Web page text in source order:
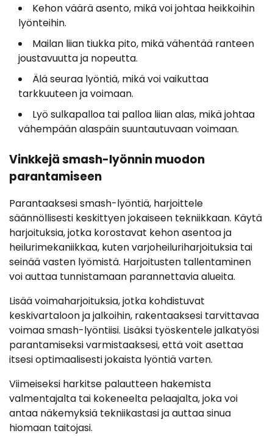
Kehon väärä asento, mikä voi johtaa heikkoihin
lyönteihin.
Mailan liian tiukka pito, mikä vähentää ranteen
joustavuutta ja nopeutta.
Älä seuraa lyöntiä, mikä voi vaikuttaa
tarkkuuteen ja voimaan.
Lyö sulkapalloa tai palloa liian alas, mikä johtaa
vähempään alaspäin suuntautuvaan voimaan.
Vinkkejä smash-lyönnin muodon
parantamiseen
Parantaaksesi smash-lyöntiä, harjoittele
säännöllisesti keskittyen jokaiseen tekniikkaan. Käytä
harjoituksia, jotka korostavat kehon asentoa ja
heilurimekaniikkaa, kuten varjoheiluriharjoituksia tai
seinää vasten lyömistä. Harjoitusten tallentaminen
voi auttaa tunnistamaan parannettavia alueita.
Lisää voimaharjoituksia, jotka kohdistuvat
keskivartaloon ja jalkoihin, rakentaaksesi tarvittavaa
voimaa smash-lyöntiisi. Lisäksi työskentele jalkatyösi
parantamiseksi varmistaaksesi, että voit asettaa
itsesi optimaalisesti jokaista lyöntiä varten.
Viimeiseksi harkitse palautteen hakemista
valmentajalta tai kokeneelta pelaajalta, joka voi
antaa näkemyksiä tekniikastasi ja auttaa sinua
hiomaan taitojasi.